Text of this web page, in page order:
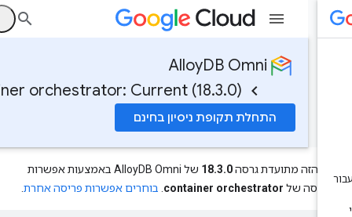
AlloyDB Omni
orchestrator: Current (18.3.0)
התחלת תקופת ניסיון בחינם
הזה מתועדת גרסה18.3.0
של AlloyDB Omni באמצעות אפשרות
שלcontainer orchestrator
.בוחרים אפשרות פריסה אחרת.